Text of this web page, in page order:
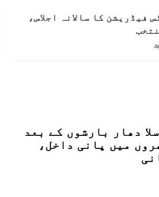
فیڈریشن کا سالانہ اجلاس،
دھار بارشوں کے بعد
میں پانی داخل،